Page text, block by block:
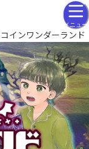
メニュー
インワンダーランド